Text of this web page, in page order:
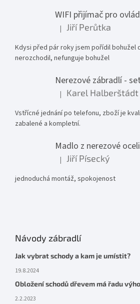
WIFI přijímač pro
Hodnocení produktu je 1 z 5
| Jiří Perůtka
Kdysi před pár roky jsem pořídil bohužel
nerozchodil, nefunguje bohužel
Hodnocení produktu je 5 z 5
| Karel Halberštádt
Vstřícné jednání po telefonu, zboží je
zabalené a kompletní.
Hodnocení produktu je 5 z 5
| Jiří Písecký
jednoduchá montáž, spokojenost
Návody zábradlí
Jak vybrat schody a kam je umístit?
19.8.2024
Obložení schodů dřevem má řadu
2.2.2023